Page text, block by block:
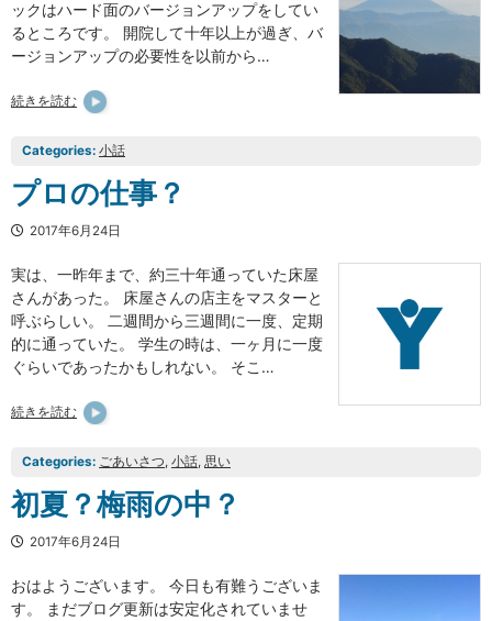
ックはハード面のバージョンアップをしてい
るところです。 開院して十年以上が過ぎ、バ
ージョンアップの必要性を以前から…
続きを読む
Categories: 小話
プロの仕事？
2017年6月24日
実は、一昨年まで、約三十年通っていた床屋
さんがあった。 床屋さんの店主をマスターと
呼ぶらしい。 二週間から三週間に一度、定期
的に通っていた。 学生の時は、一ヶ月に一度
ぐらいであったかもしれない。 そこ…
続きを読む
Categories: ごあいさつ, 小話, 思い
初夏？梅雨の中？
2017年6月24日
おはようございます。 今日も有難うございま
す。 まだブログ更新は安定化されていませ